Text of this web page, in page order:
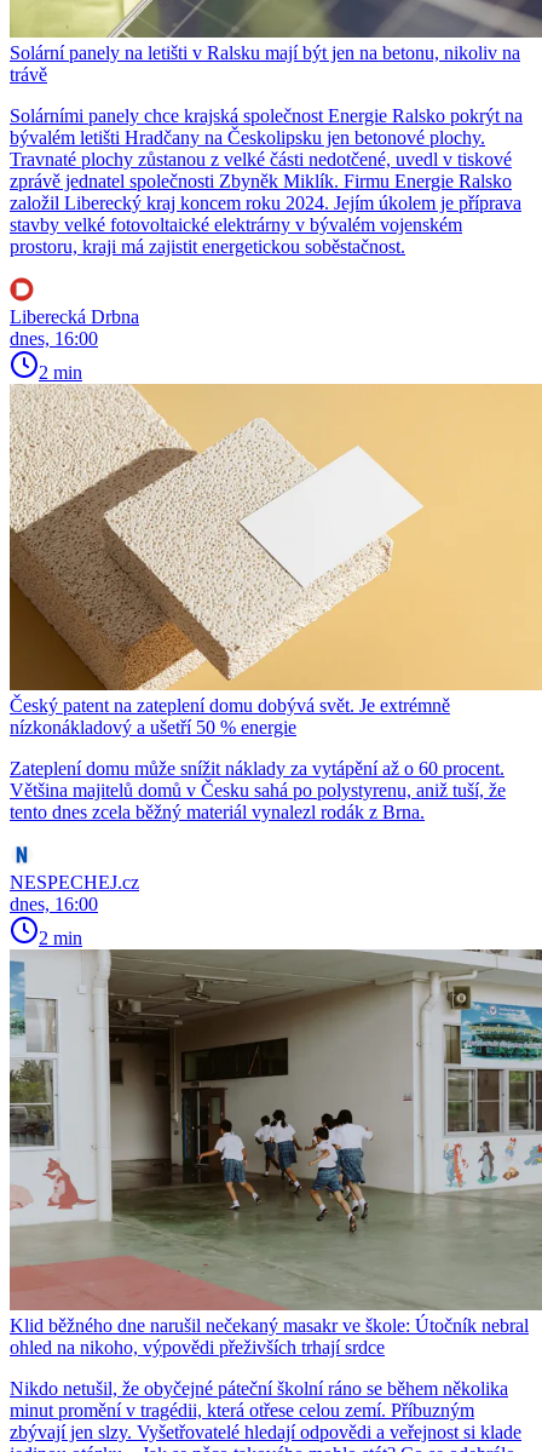
Solární panely na letišti v Ralsku mají být jen na betonu, nikoliv na
trávě
Solárními panely chce krajská společnost Energie Ralsko pokrýt na
bývalém letišti Hradčany na Českolipsku jen betonové plochy.
Travnaté plochy zůstanou z velké části nedotčené, uvedl v tiskové
zprávě jednatel společnosti Zbyněk Miklík. Firmu Energie Ralsko
založil Liberecký kraj koncem roku 2024. Jejím úkolem je příprava
stavby velké fotovoltaické elektrárny v bývalém vojenském
prostoru, kraji má zajistit energetickou soběstačnost.
Liberecká Drbna
dnes, 16:00
2 min
Český patent na zateplení domu dobývá svět. Je extrémně
nízkonákladový a ušetří 50 % energie
Zateplení domu může snížit náklady za vytápění až o 60 procent.
Většina majitelů domů v Česku sahá po polystyrenu, aniž tuší, že
tento dnes zcela běžný materiál vynalezl rodák z Brna.
NESPECHEJ.cz
dnes, 16:00
2 min
Klid běžného dne narušil nečekaný masakr ve škole: Útočník nebral
ohled na nikoho, výpovědi přeživších trhají srdce
Nikdo netušil, že obyčejné páteční školní ráno se během několika
minut promění v tragédii, která otřese celou zemí. Příbuzným
zbývají jen slzy. Vyšetřovatelé hledají odpovědi a veřejnost si klade